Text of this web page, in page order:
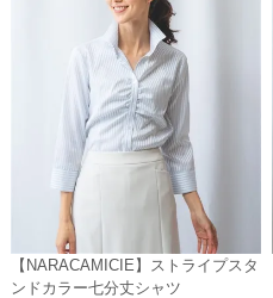
【NARACAMICIE】ストライプスタ
ンドカラー七分丈シャツ